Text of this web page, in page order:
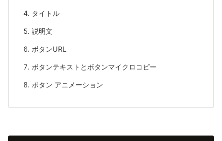
タイトル
説明文
ボタンURL
ボタンテキストとボタンマイクロコピー
ボタン アニメーション